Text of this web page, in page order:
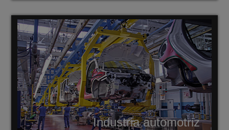
Industria automotriz